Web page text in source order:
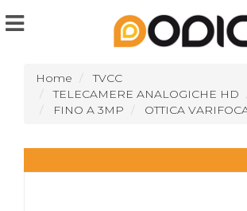
Home
TVCC
TELECAMERE ANALOGICHE HD
FINO A 3MP
OTTICA